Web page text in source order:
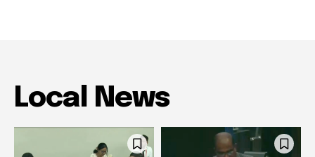
Local News